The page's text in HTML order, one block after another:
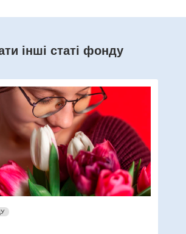
інші статі фонду